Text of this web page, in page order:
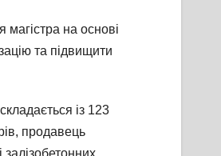
на основі
та підвищити
із 123
продавець